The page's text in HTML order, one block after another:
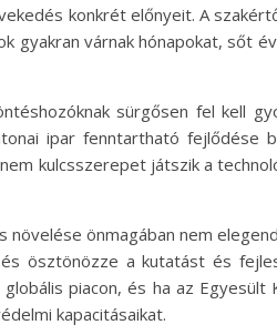
konkrét előnyeit. A
gyakran várnak hónapokat, sőt
sürgősen fel kell
ipar fenntartható fejlődése
kulcsszerepet játszik a
önmagában nem
ösztönözze a kutatást és
piacon, és ha az
kapacitásaikat.